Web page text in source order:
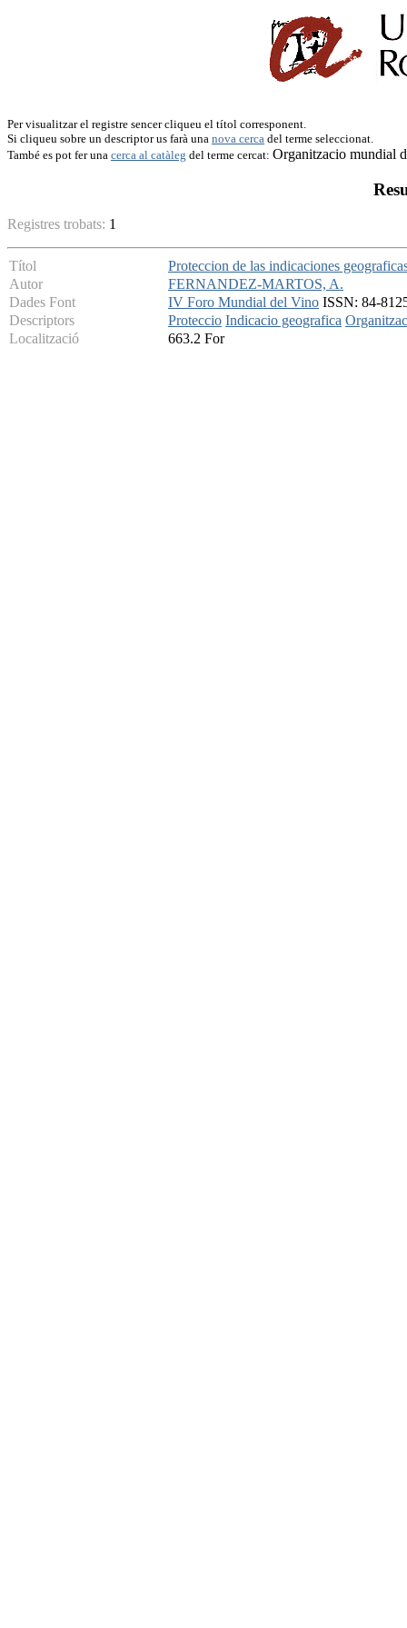
Per visualitzar el registre sencer cliqueu el títol corresponent.
Si cliqueu sobre un descriptor us farà una nova cerca del terme seleccionat.
També es pot fer una cerca al catàleg del terme cercat: Organitzacio mundial
Registres trobats: 1
Títol
Proteccion de las indicaciones
Autor
FERNANDEZ-MARTOS, A.
Dades Font
IV Foro Mundial del Vino ISSN: 84-
Descriptors
Proteccio Indicacio geografica
Localització
663.2 For